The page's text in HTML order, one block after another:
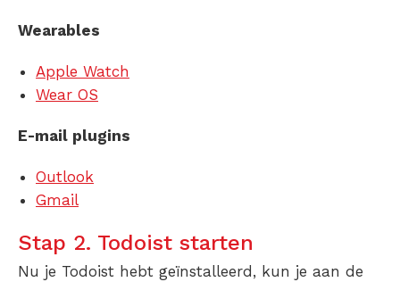
Wearables
Apple Watch
Wear OS
E-mail plugins
Outlook
Gmail
Stap 2. Todoist starten
Nu je Todoist hebt geïnstalleerd, kun je aan de